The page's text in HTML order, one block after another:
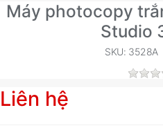
Máy photocopy
Studio
SKU: 3528A
Liên hệ